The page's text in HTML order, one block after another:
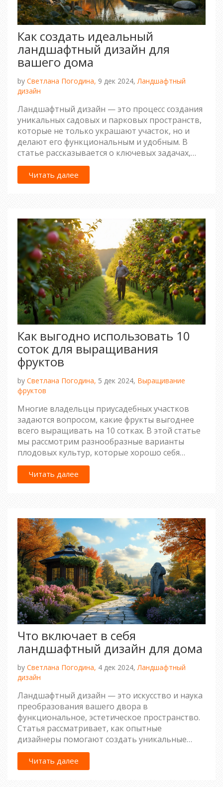
Как создать идеальный
ландшафтный дизайн для
вашего дома
by Светлана Погодина, 9 дек 2024,Ландшафтный
дизайн
Ландшафтный дизайн — это процесс создания
уникальных садовых и парковых пространств,
которые не только украшают участок, но и
делают его функциональным и удобным. В
статье рассказывается о ключевых задачах,
которые необходимо решить при разработке
ландшафтного дизайна, включая анализ
территории, выбор растений и гармонизацию
создания желаемой атмосферы, а также
получат полезные советы по
самостоятельному проектированию и
взаимодействию с профессиональными
дизайнерами.
Читать далее
Как выгодно использовать 10
соток для выращивания
фруктов
by Светлана Погодина, 5 дек 2024, Выращивание
фруктов
Многие владельцы приусадебных участков
задаются вопросом, какие фрукты выгоднее
всего выращивать на 10 сотках. В этой статье
мы рассмотрим разнообразные варианты
плодовых культур, которые хорошо себя
чувствуют в российских климатических
условиях. Узнаете, как правильно их
высаживать, ухаживать и получать богатый
выращиванию для увеличения
продуктивности вашего сада.
Читать далее
Что включает в себя
ландшафтный дизайн для дома
by Светлана Погодина, 4 дек 2024, Ландшафтный
дизайн
Ландшафтный дизайн — это искусство и наука
преобразования вашего двора в
функциональное, эстетическое пространство.
Статья рассматривает, как опытные
дизайнеры помогают создать уникальные
сады и зоны отдыха. Читатель узнает о
деталях благоустройства территории, выборе
растений и материалов, а также о принципах
Читать далее